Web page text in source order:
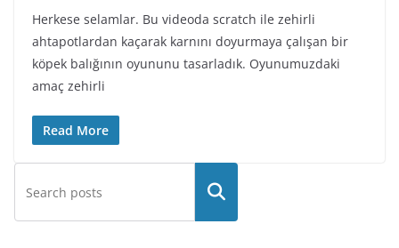
Herkese selamlar. Bu videoda scratch ile zehirli
ahtapotlardan kaçarak karnını doyurmaya çalışan bir
köpek balığının oyununu tasarladık. Oyunumuzdaki
amaç zehirli
Read More